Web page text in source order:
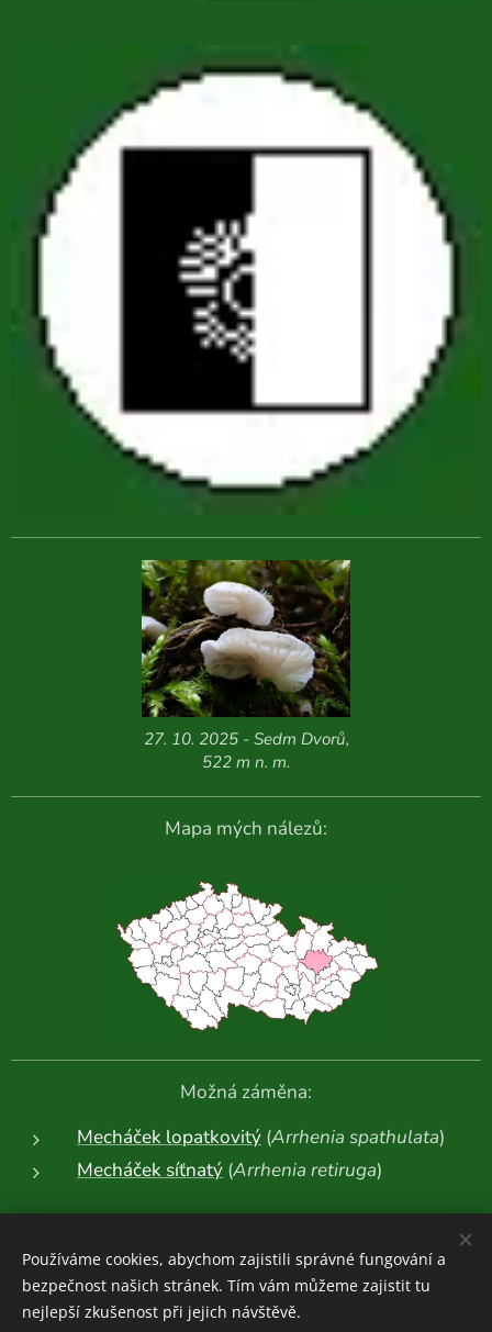
27. 10. 2025 - Sedm Dvorů,
522 m n. m.
Mapa mých nálezů:
Možná záměna:
Mecháček lopatkovitý (Arrhenia spathulata)
Mecháček síťnatý (Arrhenia retiruga)
Další fotografie:
Používáme cookies, abychom zajistili správné fungování a
bezpečnost našich stránek. Tím vám můžeme zajistit tu
nejlepší zkušenost při jejich návštěvě.